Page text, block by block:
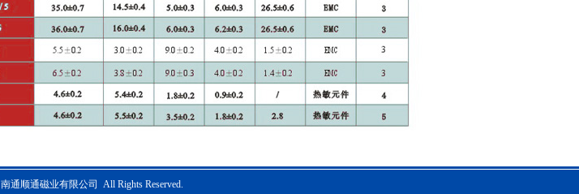
南通顺通磁业有限公司 All Rights Reserved.